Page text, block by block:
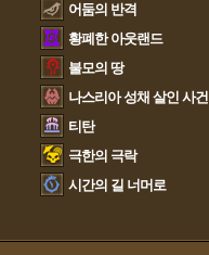
어둠의 반격
황폐한 아웃랜드
불모의 땅
나스리아 성채 살인 사건
티탄
극한의 극락
시간의 길 너머로